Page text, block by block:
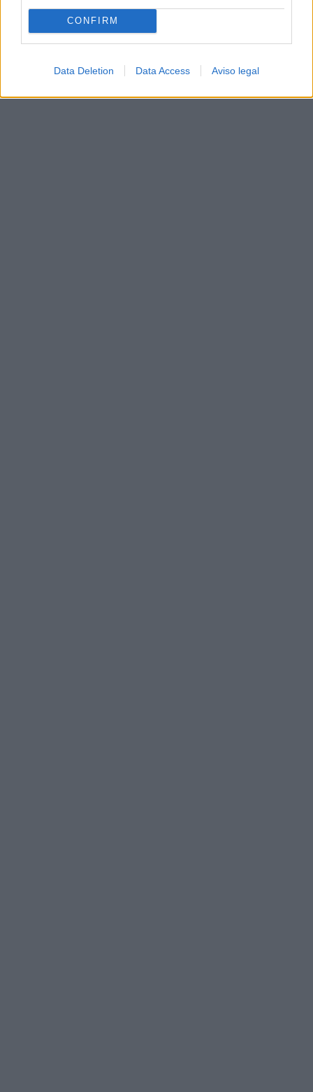
CONFIRM
Data Deletion Data Access Aviso legal